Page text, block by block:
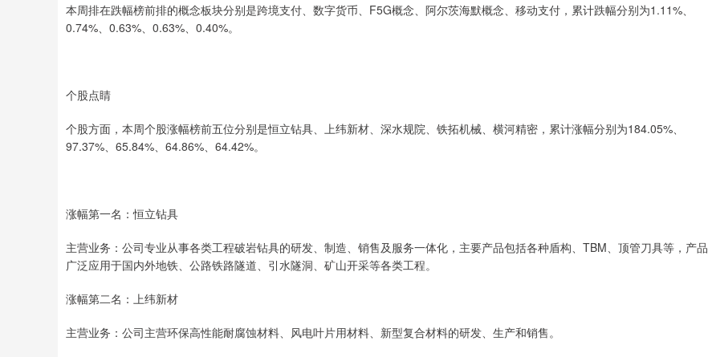
本周排在跌幅榜前排的概念板块分别是跨境支付、数字货币、F5G概念、阿尔茨海默概念、移动支付，累计跌幅分别为1.11%、
0.74%、0.63%、0.63%、0.40%。
个股点睛
个股方面，本周个股涨幅榜前五位分别是恒立钻具、上纬新材、深水规院、铁拓机械、横河精密，累计涨幅分别为184.05%、
97.37%、65.84%、64.86%、64.42%。
涨幅第一名：恒立钻具
主营业务：公司专业从事各类工程破岩钻具的研发、制造、销售及服务一体化，主要产品包括各种盾构、TBM、顶管刀具等，产品
广泛应用于国内外地铁、公路铁路隧道、引水隧洞、矿山开采等各类工程。
涨幅第二名：上纬新材
主营业务：公司主营环保高性能耐腐蚀材料、风电叶片用材料、新型复合材料的研发、生产和销售。